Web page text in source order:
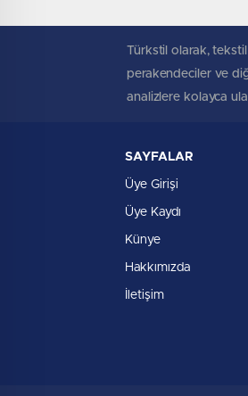
Türkstil olarak,
perakendeciler ve
analizlere kolayca
SAYFALAR
Üye Girişi
Üye Kaydı
Künye
Hakkımızda
İletişim